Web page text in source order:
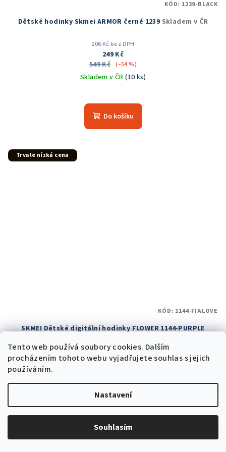
Tento web používá soubory cookies. Dalším
procházením tohoto webu vyjadřujete souhlas s jejich
používáním.
Nastavení
Souhlasím
Dětské hodinky Skmei ARMOR černé 1239 Skladem v ČR
206 Kč bez DPH
249 Kč
549 Kč (–54 %)
Skladem v ČR(10 ks)
hodnocení
produktu
Do košíku
KÓD: 1239-BLACK
Trvale nízká cena
SKMEI Dětské digitální hodinky FLOWER 1144-PURPLE
189 Kč bez DPH
229 Kč
Skladem v ČR(14 ks)
Průměrné
hodnocení
je
5,0
Do košíku
KÓD: 1144-FIALOVE